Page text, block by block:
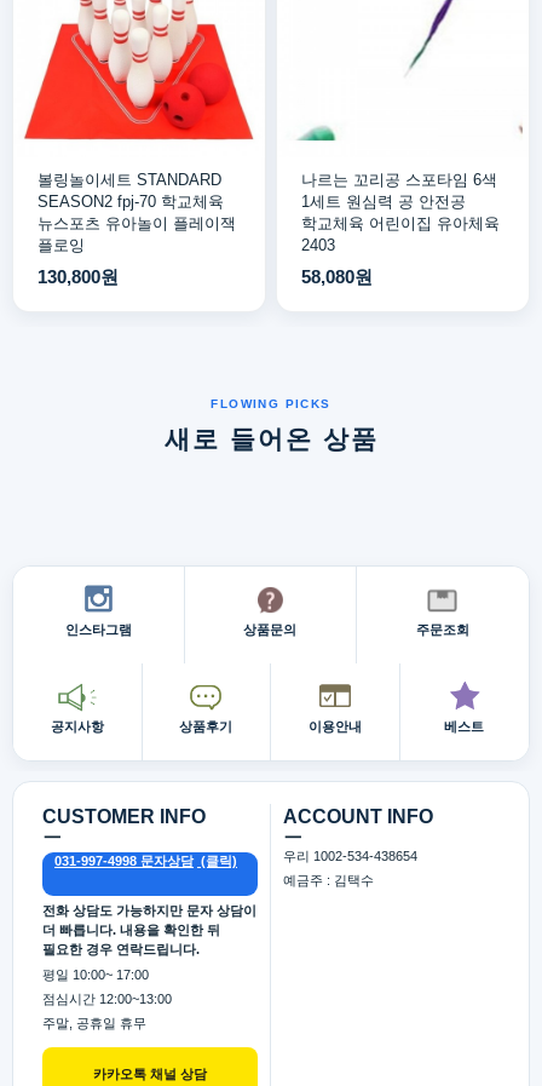
볼링놀이세트 STANDARD
SEASON2 fpj-70 학교체육
뉴스포츠 유아놀이 플레이잭
플로잉
130,800원
나르는 꼬리공 스포타임 6색
1세트 원심력 공 안전공
학교체육 어린이집 유아체육
2403
58,080원
새로 들어온 상품
인스타그램 상품문의 주문조회
공지사항 상품후기 이용안내 베스트
CUSTOMER INFO
카카오톡 채널 상담
ㅡ
031-997-4998 문자상담
전화 상담도 가능하지만 문자 상담이
더 빠릅니다. 내용을 확인한 뒤
필요한 경우 연락드립니다.
평일 10:00~ 17:00
점심시간 12:00~13:00
주말, 공휴일 휴무
ACCOUNT INFO
ㅡ
우리 1002-534-438654
예금주 : 김택수